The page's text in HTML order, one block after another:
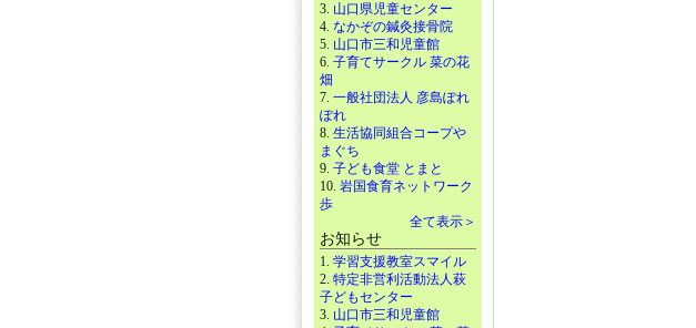
3. 山口県児童センター
4. なかぞの鍼灸接骨院
5. 山口市三和児童館
6. 子育てサークル 菜の花
畑
7. 一般社団法人 彦島ぽれ
ぽれ
8. 生活協同組合コープや
まぐち
9. 子ども食堂 とまと
10. 岩国食育ネットワーク
歩
全て表示＞
お知らせ
1. 学習支援教室スマイル
2. 特定非営利活動法人萩
子どもセンター
3. 山口市三和児童館